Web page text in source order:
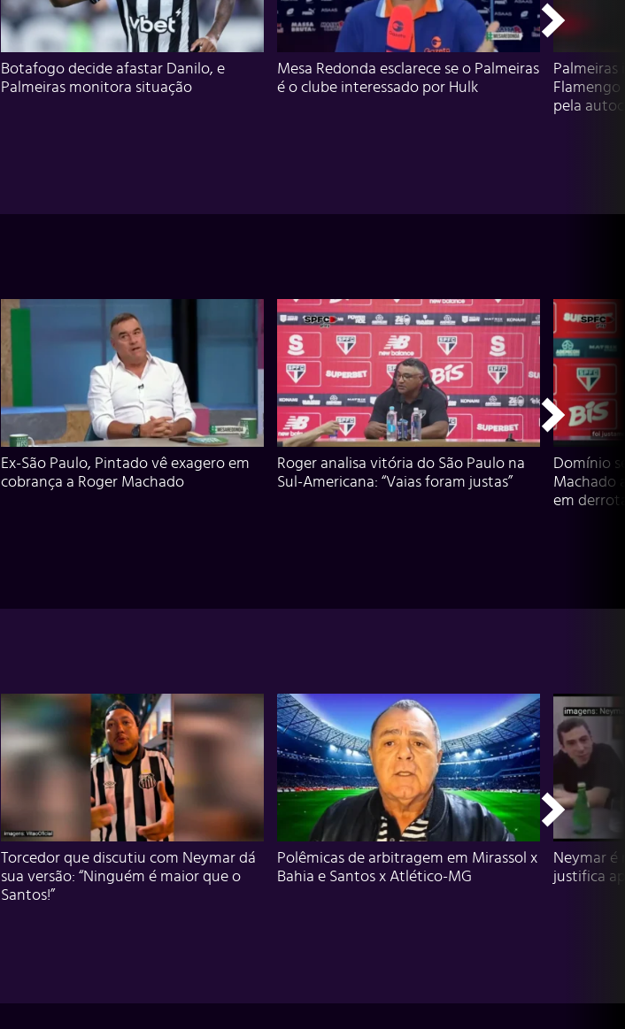
Botafogo decide afastar Danilo, e
Palmeiras monitora situação
Mesa Redonda esclarece se o Palmeiras
é o clube interessado por Hulk
Flamengo
pela
Ex-São Paulo, Pintado vê exagero em
cobrança a Roger Machado
Roger analisa vitória do São Paulo na
Sul-Americana: “Vaias foram justas”
Domínio
Machado
em
Torcedor que discutiu com Neymar dá
sua versão: “Ninguém é maior que o
Santos!”
Polêmicas de arbitragem em Mirassol x
Bahia e Santos x Atlético-MG
Neymar é
justifica